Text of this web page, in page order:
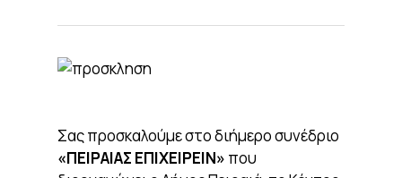
Σας προσκαλούμε στο διήμερο συνέδριο
«ΠΕΙΡΑΙΑΣ ΕΠΙΧΕΙΡΕΙΝ» που